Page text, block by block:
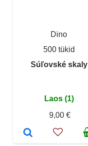
Dino
500 tükid
Súľovské skaly
Laos (1)
9,00 €